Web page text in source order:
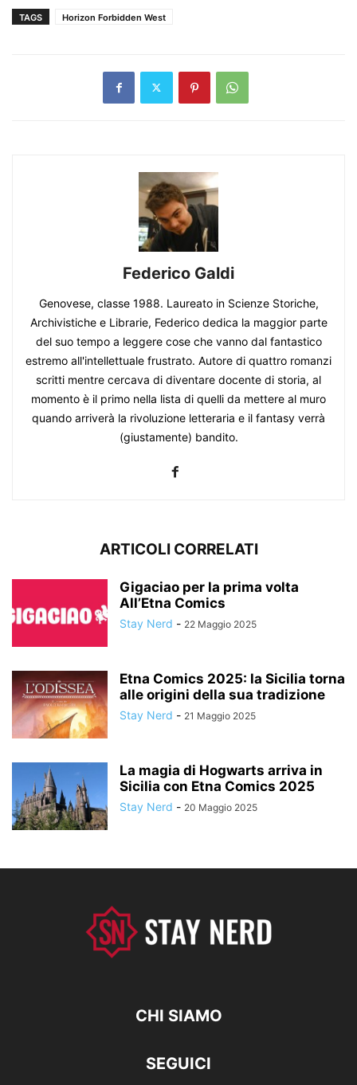
TAGS Horizon Forbidden West
Federico Galdi
Genovese, classe 1988. Laureato in Scienze Storiche,
Archivistiche e Librarie, Federico dedica la maggior parte
del suo tempo a leggere cose che vanno dal fantastico
estremo all'intellettuale frustrato. Autore di quattro romanzi
scritti mentre cercava di diventare docente di storia, al
momento è il primo nella lista di quelli da mettere al muro
quando arriverà la rivoluzione letteraria e il fantasy verrà
(giustamente) bandito.
ARTICOLI CORRELATI
Gigaciao per la prima volta
All’Etna Comics
Stay Nerd - 22 Maggio 2025
Etna Comics 2025: la Sicilia torna
alle origini della sua tradizione
Stay Nerd - 21 Maggio 2025
La magia di Hogwarts arriva in
Sicilia con Etna Comics 2025
Stay Nerd - 20 Maggio 2025
CHI SIAMO
SEGUICI